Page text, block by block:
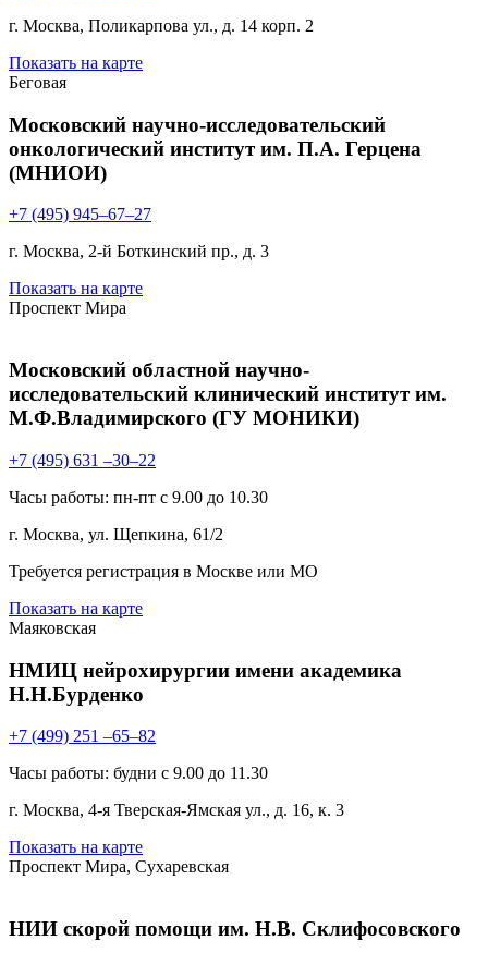
г. Москва, Поликарпова ул., д. 14 корп. 2
Показать на карте
Беговая
Московский научно-исследовательский
онкологический институт им. П.А. Герцена
(МНИОИ)
+7 (495) 945–67–27
г. Москва, 2-й Боткинский пр., д. 3
Показать на карте
Проспект Мира
Московский областной научно-
исследовательский клинический институт им.
М.Ф.Владимирского (ГУ МОНИКИ)
+7 (495) 631 –30–22
Часы работы: пн-пт с 9.00 до 10.30
г. Москва, ул. Щепкина, 61/2
Требуется регистрация в Москве или МО
Показать на карте
Маяковская
НМИЦ нейрохирургии имени академика
Н.Н.Бурденко
+7 (499) 251 –65–82
Часы работы: будни с 9.00 до 11.30
г. Москва, 4-я Тверская-Ямская ул., д. 16, к. 3
Показать на карте
Проспект Мира, Сухаревская
НИИ скорой помощи им. Н.В. Склифосовского